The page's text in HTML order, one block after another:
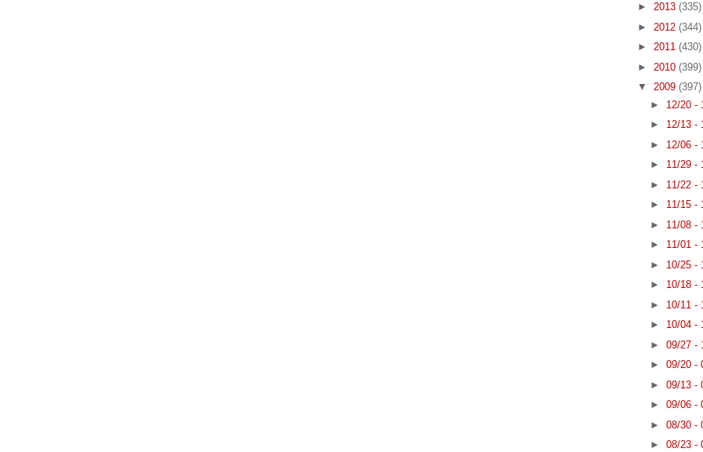
► 2013 (335)
► 2012 (344)
► 2011 (430)
► 2010 (399)
▼ 2009 (397)
► 12/20 -
► 12/13 -
► 12/06 -
► 11/29 -
► 11/22 -
► 11/15 -
► 11/08 -
► 11/01 -
► 10/25 -
► 10/18 -
► 10/11 -
► 10/04 -
► 09/27 -
► 09/20 -
► 09/13 -
► 09/06 -
► 08/30 -
► 08/23 -